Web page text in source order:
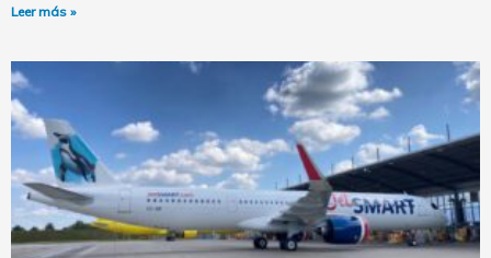
Leer más »